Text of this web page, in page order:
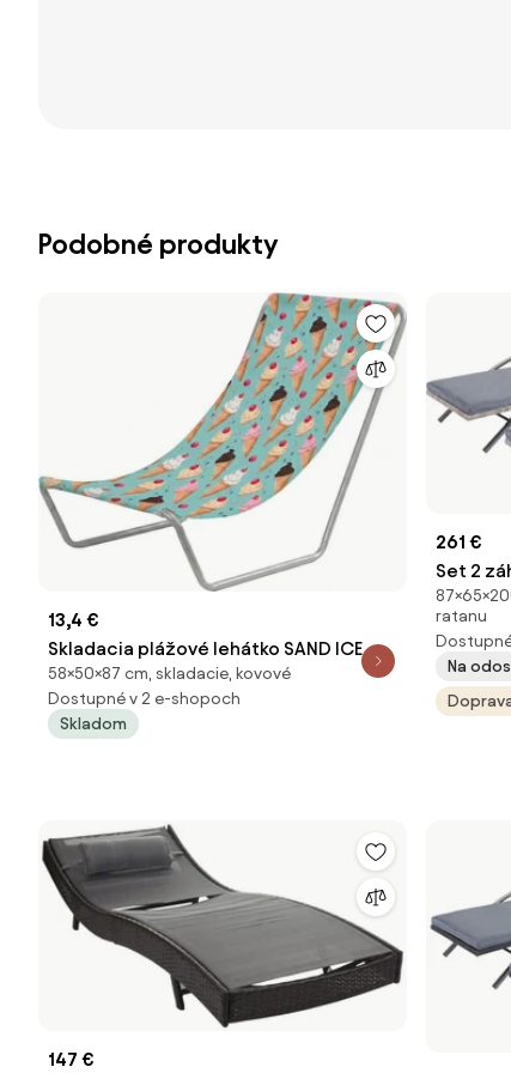
Podobné produkty
13,4 €
Skladacia plážové lehátko SAND ICE
CREAM, farebné
58×50×87 cm, skladacie, kovové
Dostupné v 2 e-shopoch
Skladom
261 €
Set 2
sivý
ratanu
Na
147 €